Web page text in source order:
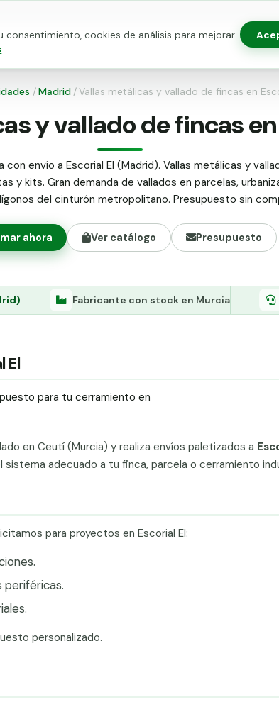
consentimiento, cookies de análisis para mejorar
/Madrid /Vallas metálicas y vallado de fincas en
y vallado de fincas
con envío a Escorial El (Madrid). Vallas metálicas y
y kits. Gran demanda de vallados en parcelas,
del cinturón metropolitano. Presupuesto sin
ahora Ver catálogo Presupuesto
Fabricante con stock en Murcia
El
para tu cerramiento en
en Ceutí (Murcia) y realiza envíos paletizados a
adecuado a tu finca, parcela o cerramiento
para proyectos en Escorial El:
personalizado.